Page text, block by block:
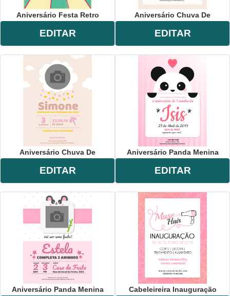
Aniversário Festa Retro
EDITAR
Aniversário Chuva De
EDITAR
Aniversário Chuva De
EDITAR
Aniversário Panda Menina
EDITAR
Aniversário Panda Menina Cabeleireira Inauguração